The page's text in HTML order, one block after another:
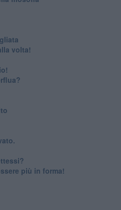
volta!
più in forma!